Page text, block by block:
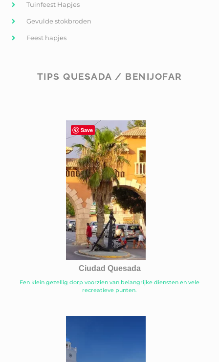
Tuinfeest Hapjes
Gevulde stokbroden
Feest hapjes
TIPS QUESADA / BENIJOFAR
Ciudad Quesada
Een klein gezellig dorp voorzien van belangrijke diensten en vele
recreatieve punten.
Save